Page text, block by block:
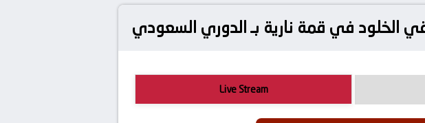
الخلود في قمة نارية بـ الدوري السعودي
Live Stream